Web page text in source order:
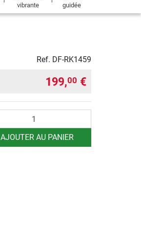
vibrante
guidée
Ref. DF-RK1459
199,00 €
AJOUTER AU PANIER